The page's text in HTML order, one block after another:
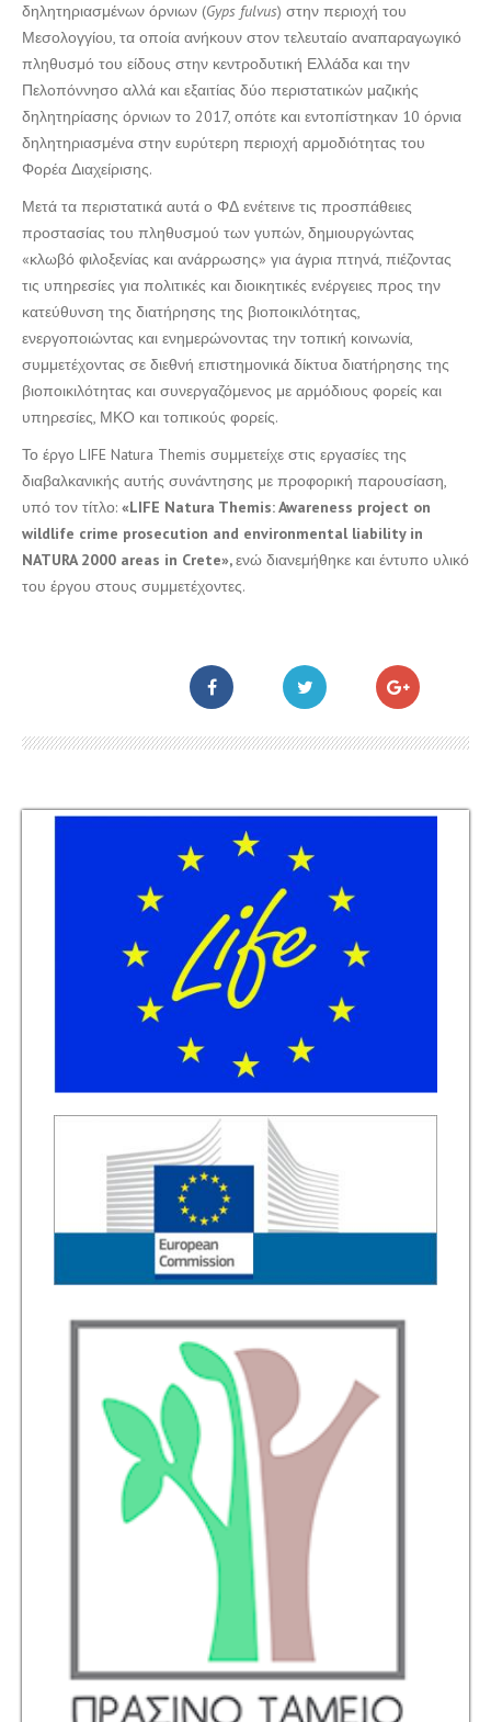
δηλητηριασμένων όρνιων (Gyps fulvus) στην περιοχή του
Μεσολογγίου, τα οποία ανήκουν στον τελευταίο αναπαραγωγικό
πληθυσμό του είδους στην κεντροδυτική Ελλάδα και την
Πελοπόννησο αλλά και εξαιτίας δύο περιστατικών μαζικής
δηλητηρίασης όρνιων το 2017, οπότε και εντοπίστηκαν 10 όρνια
δηλητηριασμένα στην ευρύτερη περιοχή αρμοδιότητας του
Φορέα Διαχείρισης.
Μετά τα περιστατικά αυτά ο ΦΔ ενέτεινε τις προσπάθειες
προστασίας του πληθυσμού των γυπών, δημιουργώντας
«κλωβό φιλοξενίας και ανάρρωσης» για άγρια πτηνά, πιέζοντας
τις υπηρεσίες για πολιτικές και διοικητικές ενέργειες προς την
κατεύθυνση της διατήρησης της βιοποικιλότητας,
ενεργοποιώντας και ενημερώνοντας την τοπική κοινωνία,
συμμετέχοντας σε διεθνή επιστημονικά δίκτυα διατήρησης της
βιοποικιλότητας και συνεργαζόμενος με αρμόδιους φορείς και
υπηρεσίες, ΜΚΟ και τοπικούς φορείς.
Το έργο LIFE Natura Themis συμμετείχε στις εργασίες της
διαβαλκανικής αυτής συνάντησης με προφορική παρουσίαση,
υπό τον τίτλο: «LIFE Natura Themis:Awareness project on
wildlife crime prosecution and environmental liability in
NATURA 2000 areas in Crete»,ενώ διανεμήθηκε και έντυπο υλικό
του έργου στους συμμετέχοντες.